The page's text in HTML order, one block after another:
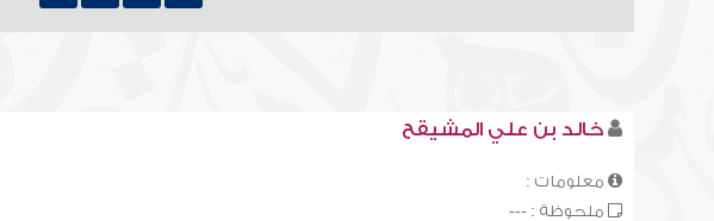
خالد بن علي المشيقح
معلومات :
ملحوظة : ---